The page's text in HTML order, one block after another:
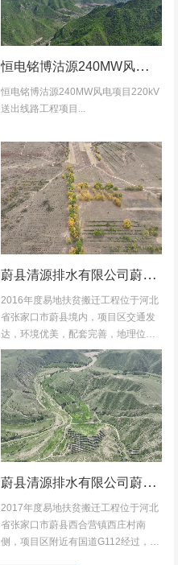
恒电铭博沽源240MW风电项目220kV送出线路工程项目土地复垦验收资料
恒电铭博沽源240MW风电项目220kV
送出线路工程项目...
蔚县清源排水有限公司蔚县2016年度易地扶贫搬迁工程水土保持方案
2016年度易地扶贫搬迁工程位于河北
省张家口市蔚县境内，项目区交通发
达，环境优美，配套完善，地理位置
优越。项目地理位置图见附图1-1。项
目共建12个易地搬迁安置区，分别位
于白草村乡西户庄村、柏树乡柏树...
蔚县清源排水有限公司蔚县2017年度易地扶贫搬迁工程（一期）水土保持方案
2017年度易地扶贫搬迁工程位于河北
省张家口市蔚县西合营镇西庄村南
侧，项目区附近有国道G112经过，交